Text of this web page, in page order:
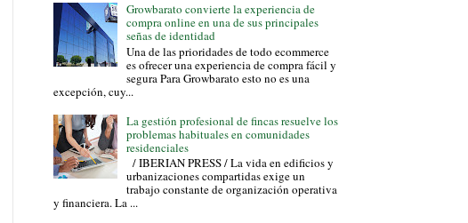
Growbarato convierte la experiencia de
compra online en una de sus principales
señas de identidad
Una de las prioridades de todo ecommerce
es ofrecer una experiencia de compra fácil y
segura Para Growbarato esto no es una
excepción, cuy...
La gestión profesional de fincas resuelve los
problemas habituales en comunidades
residenciales
/ IBERIAN PRESS / La vida en edificios y
urbanizaciones compartidas exige un
trabajo constante de organización operativa
y financiera. La ...